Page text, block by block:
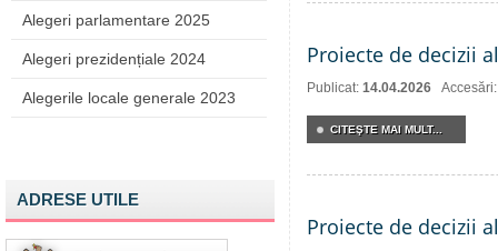
Alegeri parlamentare 2025
Alegeri prezidențiale 2024
Alegerile locale generale 2023
ADRESE UTILE
Proiecte de decizii
Publicat: 14.04.2026
CITEŞTE MAI MULT...
Proiecte de decizii